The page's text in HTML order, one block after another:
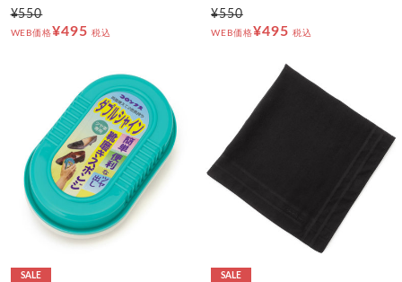
¥550
WEB価格¥495 税込
¥550
WEB価格¥495 税込
SALE SALE